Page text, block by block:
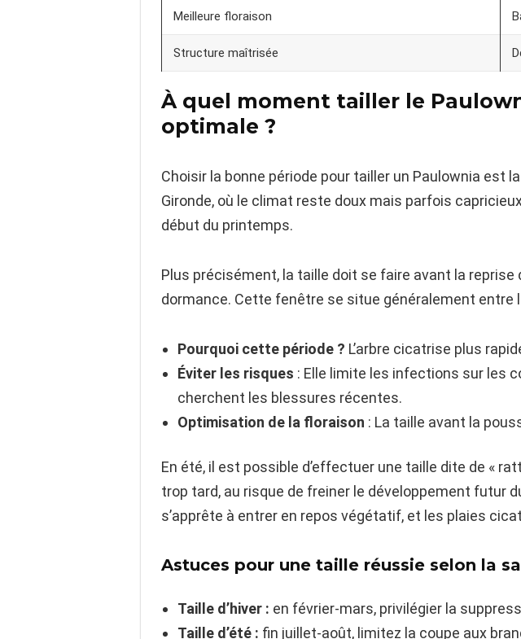
Meilleure floraison
Structure maîtrisée
À quel moment tailler le
optimale ?
Choisir la bonne période pour tailler un Paulownia est
Gironde, où le climat reste doux mais parfois
début du printemps.
Plus précisément, la taille doit se faire avant la
dormance. Cette fenêtre se situe généralement entre
Pourquoi cette période ? L’arbre cicatrise plus
Éviter les risques : Elle limite les infections sur les
cherchent les blessures récentes.
Optimisation de la floraison : La taille avant la
En été, il est possible d’effectuer une taille dite de «
trop tard, au risque de freiner le développement futur
s’apprête à entrer en repos végétatif, et les plaies
Astuces pour une taille réussie selon la
Taille d’hiver : en février-mars, privilégier la
Taille d’été : fin juillet-août, limitez la coupe aux